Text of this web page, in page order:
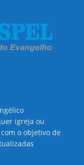
igreja ou
o objetivo de